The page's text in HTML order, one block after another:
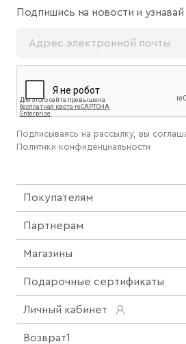
Покупателям
Партнерам
Магазины
Подарочные сертификаты
Личный кабинет
Возврат1
Подпишись на новости и узнавай
Подписываясь на рассылку, вы
Политики конфиденциальности